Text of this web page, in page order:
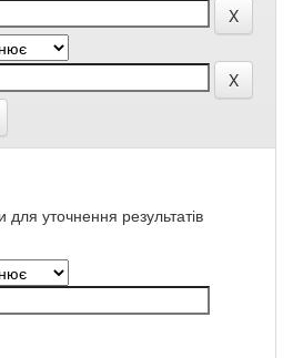
для уточнення результатів